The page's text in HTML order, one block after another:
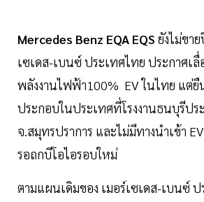
Mercedes Benz EQA EQS ยังไม่ขา
เซเดส-เบนซ์ ประเทศไทย ประกาศเ
พลังงานไฟฟ้า100% EV ในไทย แต่
ประกอบในประเทศที่โรงงานธนบุรีปร
จ.สมุทรปราการ และไม่มีทางนำเข้า
รอถกบีโอไอรอบใหม่
ตามแผนเดิมของ เมอร์เซเดส-เบนซ์ ป